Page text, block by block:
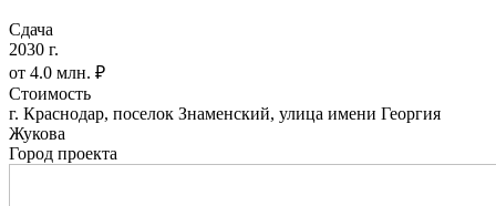
Сдача
2030 г.
от 4.0 млн. ₽
Стоимость
г. Краснодар, поселок Знаменский, улица имени Георгия
Жукова
Город проекта